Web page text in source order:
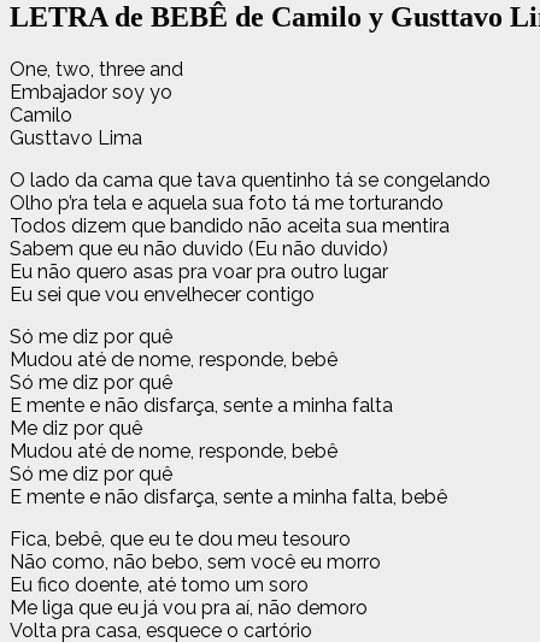
LETRA de BEBÊ de Camilo y Gusttavo
One, two, three and
Embajador soy yo
Camilo
Gusttavo Lima
O lado da cama que tava quentinho tá se congelando
Olho p’ra tela e aquela sua foto tá me torturando
Todos dizem que bandido não aceita sua mentira
Sabem que eu não duvido (Eu não duvido)
Eu não quero asas pra voar pra outro lugar
Eu sei que vou envelhecer contigo
Só me diz por quê
Mudou até de nome, responde, bebê
Só me diz por quê
E mente e não disfarça, sente a minha falta
Me diz por quê
Mudou até de nome, responde, bebê
Só me diz por quê
E mente e não disfarça, sente a minha falta, bebê
Fica, bebê, que eu te dou meu tesouro
Não como, não bebo, sem você eu morro
Eu fico doente, até tomo um soro
Me liga que eu já vou pra aí, não demoro
Volta pra casa, esquece o cartório